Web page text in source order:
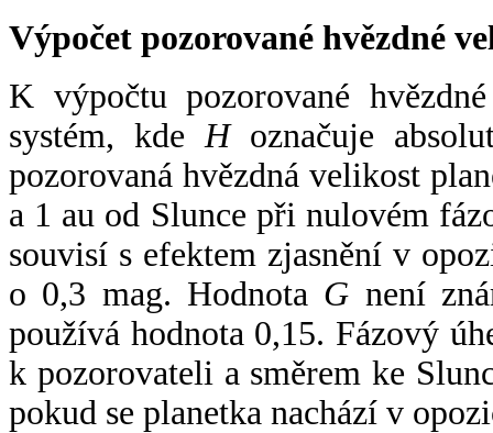
Výpočet pozorované hvězdné
K výpočtu pozorované
systém, kde Hoznačuje
pozorovaná hvězdná velikost
a 1 au od Slunce při nulovém
souvisí s efektem zjasnění v
o 0,3 mag. Hodnota G není
používá hodnota 0,15. Fázový
k pozorovateli a směrem ke
pokud se planetka nachází v